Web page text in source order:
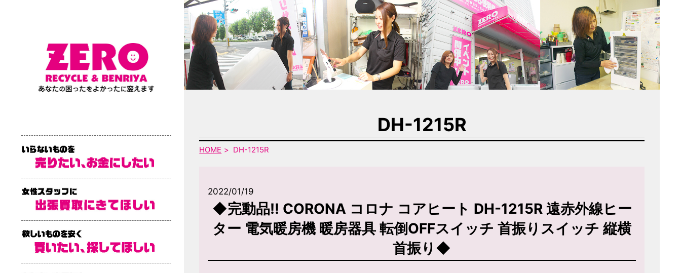
DH-1215R
HOME DH-1215R
2022/01/19
◆完動品!! CORONA コロナ コアヒート DH-1215R 遠赤外線ヒー
ター 電気暖房機 暖房器具 転倒OFFスイッチ 首振りスイッチ 縦横
首振り◆